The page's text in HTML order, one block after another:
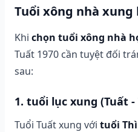
Tuổi xông nhà xung
Khi chọn tuổi xông nhà
Tuất 1970 cần tuyệt đối
sau:
1. tuổi lục xung (Tuất -
Tuổi Tuất xung với tuổi